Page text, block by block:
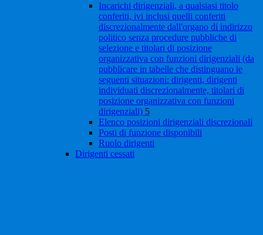
Incarichi dirigenziali, a qualsiasi titolo
conferiti, ivi inclusi quelli conferiti
discrezionalmente dall'organo di indirizzo
politico senza procedure pubbliche di
selezione e titolari di posizione
organizzativa con funzioni dirigenziali (da
pubblicare in tabelle che distinguano le
seguenti situazioni: dirigenti, dirigenti
individuati discrezionalmente, titolari di
posizione organizzativa con funzioni
dirigenziali) 5
Elenco posizioni dirigenziali discrezionali
Posti di funzione disponibili
Ruolo dirigenti
Dirigenti cessati